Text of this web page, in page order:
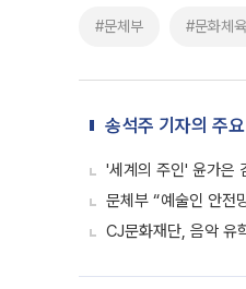
#문체부 #문화체
송석주 기자의 주
'세계의 주인' 윤가은
문체부 “예술인 안전
CJ문화재단, 음악 유